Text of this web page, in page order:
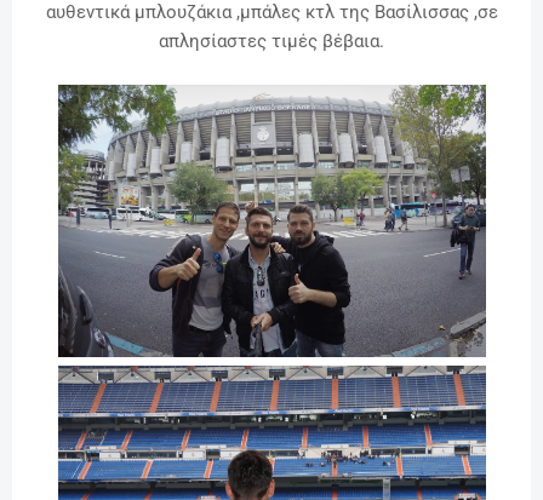
αυθεντικά μπλουζάκια ,μπάλες κτλ της Βασίλισσας ,σε
απλησίαστες τιμές βέβαια.